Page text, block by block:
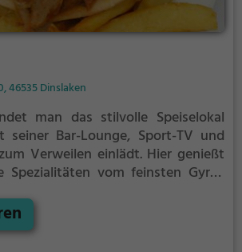
46535 Dinslaken
man das stilvolle Speiselokal
seiner Bar-Lounge, Sport-TV und
Verweilen einlädt. Hier genießt
Spezialitäten vom feinsten Gyros
und eine vielfältige
angeboten. Tauche ein in die